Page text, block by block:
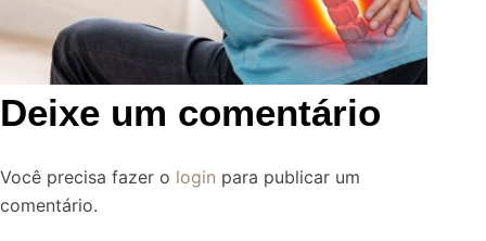
Deixe um comentário
Você precisa fazer o login para publicar um
comentário.